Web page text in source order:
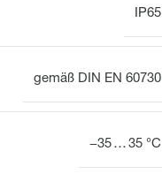
IP65
gemäß DIN EN 60730
−35 … 35 °C